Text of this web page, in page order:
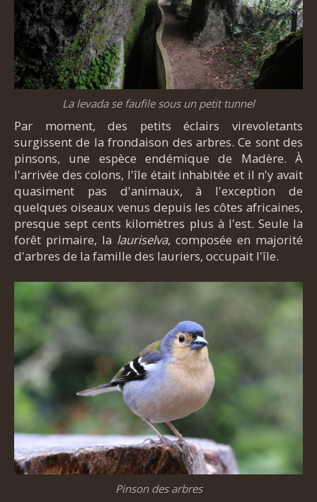
La levada se faufile sous un petit tunnel
Par moment, des petits éclairs virevoletants
surgissent de la frondaison des arbres. Ce sont des
pinsons, une espèce endémique de Madère. À
l'arrivée des colons, l'île était inhabitée et il n'y avait
quasiment pas d'animaux, à l'exception de
quelques oiseaux venus depuis les côtes africaines,
presque sept cents kilomètres plus à l'est. Seule la
forêt primaire, la lauriselva, composée en majorité
d'arbres de la famille des lauriers, occupait l'île.
Pinson des arbres